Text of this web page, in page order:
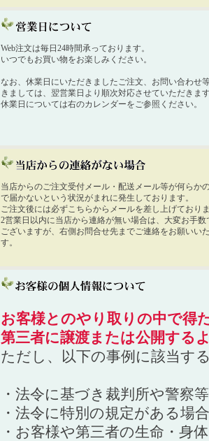
Web注文は毎日24時間承っております。
いつでもお買い物をお楽しみください。
なお、休業日にいただきましたご注文、お問い合わせ
きましては、翌営業日より順次対応させていただきま
休業日については右のカレンダーをご参照ください。
当店からのご注文受付メール・配送メール等が何らか
で届かないという状況がまれに発生しております。
ご注文後には必ずこちらからメールを差し上げており
2営業日以内に当店から連絡が無い場合は、大変お手数
ございますが、右側お問合せ先までご連絡をお願いい
す。
お客様とのやり取りの中で得
第三者に譲渡または公開する
ただし、以下の事例に該当す
・法令に基づき裁判所や警察
・法令に特別の規定がある場合
・お客様や第三者の生命・身